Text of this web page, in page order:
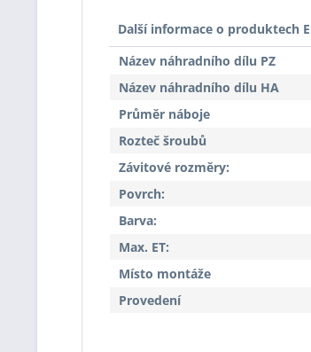
Další informace o produktech
Název náhradního dílu PZ
Název náhradního dílu HA
Průměr náboje
Rozteč šroubů
Závitové rozměry:
Povrch:
Barva:
Max. ET:
Místo montáže
Provedení